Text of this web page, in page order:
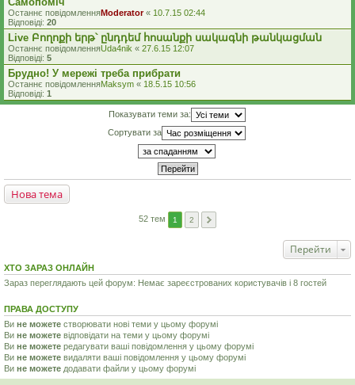
Останнє повідомленняModerator« 10.7.15 02:44
Відповіді: 20
Live Բողոքի երթ՝ ընդդեմ հոսանքի սակագնի թանկացման
Останнє повідомленняUda4nik « 27.6.15 12:07
Відповіді: 5
Брудно! У мережі треба прибрати
Останнє повідомленняMaksym « 18.5.15 10:56
Відповіді: 1
Показувати теми за:
Сортувати за
Нова тема
52 тем 1 2
Перейти
ХТО ЗАРАЗ ОНЛАЙН
Зараз переглядають цей форум: Немає зареєстрованих користувачів і 8 гостей
ПРАВА ДОСТУПУ
Ви не можете створювати нові теми у цьому форумі
Ви не можете відповідати на теми у цьому форумі
Ви не можете редагувати ваші повідомлення у цьому форумі
Ви не можете видаляти ваші повідомлення у цьому форумі
Ви не можете додавати файли у цьому форумі